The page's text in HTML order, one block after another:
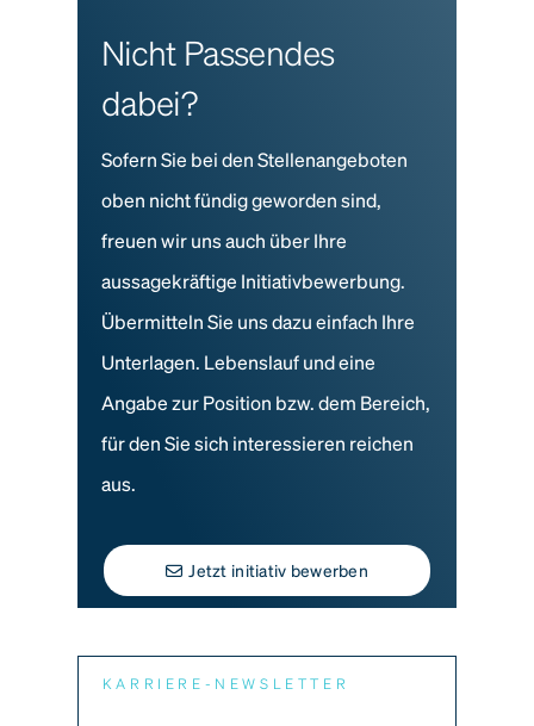
Nicht Passendes
dabei?
Sofern Sie bei den Stellenangeboten
oben nicht fündig geworden sind,
freuen wir uns auch über Ihre
aussagekräftige Initiativbewerbung.
Übermitteln Sie uns dazu einfach Ihre
Unterlagen. Lebenslauf und eine
Angabe zur Position bzw. dem Bereich,
für den Sie sich interessieren reichen
aus.
Jetzt initiativ bewerben
KARRIERE-NEWSLETTER